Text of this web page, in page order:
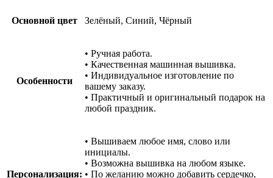
Основной цвет Зелёный, Синий, Чёрный
Особенности
• Ручная работа.
• Качественная машинная вышивка.
• Индивидуальное изготовление по
вашему заказу.
• Практичный и оригинальный подарок на
любой праздник.
Персонализация:
• Вышиваем любое имя, слово или
инициалы.
• Возможна вышивка на любом языке.
• По желанию можно добавить сердечко,